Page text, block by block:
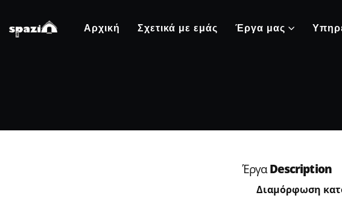
Αρχική Σχετικά με εμάς Έργα μας
ΈργαDescription
Διαμόρφωση